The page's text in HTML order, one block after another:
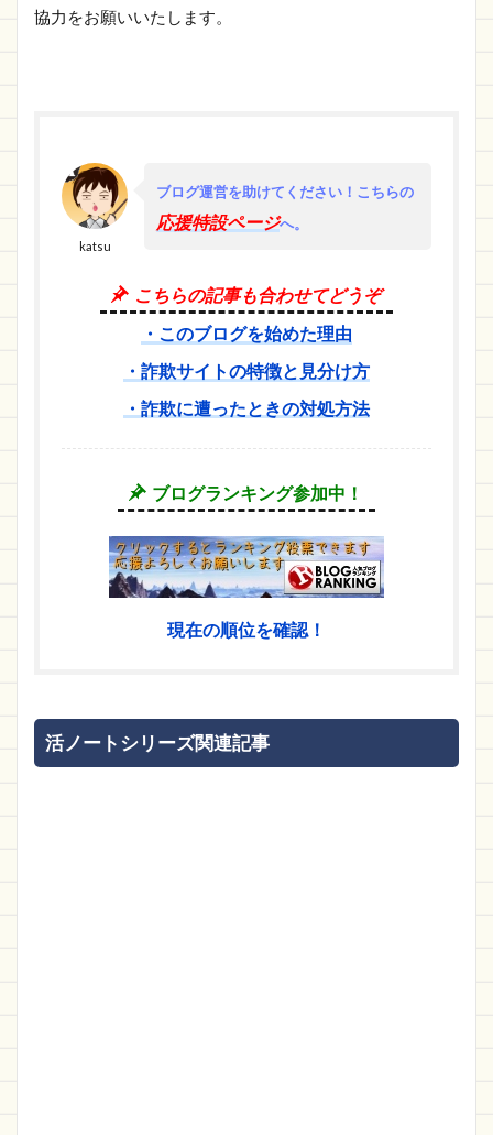
協力をお願いいたします。
katsu
ブログ運営を助けてください！ こちらの
応援特設ページへ。
こちらの記事も合わせてどうぞ
・このブログを始めた理由
・詐欺サイトの特徴と見分け方
・詐欺に遭ったときの対処方法
ブログランキング参加中！
現在の順位を確認！
活ノートシリーズ関連記事